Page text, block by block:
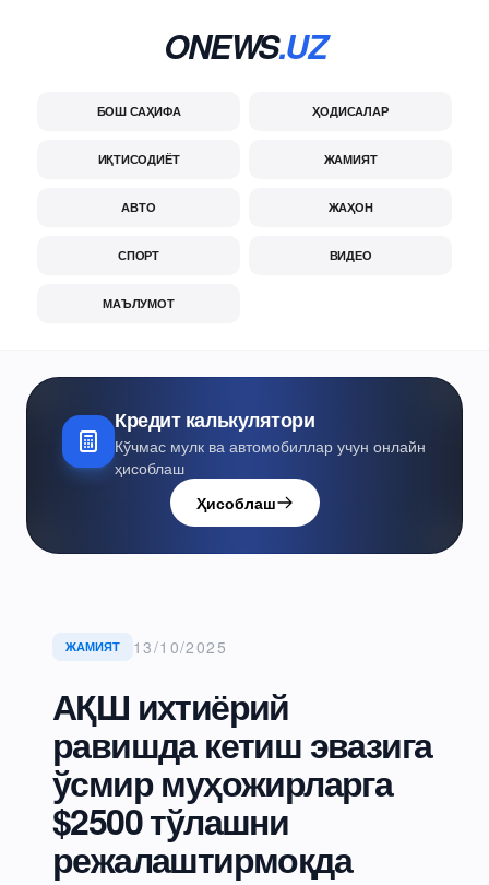
ONEWS.UZ
БОШ САҲИФА ҲОДИСАЛАР
ИҚТИСОДИЁТ ЖАМИЯТ
АВТО ЖАҲОН
СПОРТ ВИДЕО
МАЪЛУМОТ
Кредит калькулятори
Кўчмас мулк ва автомобиллар учун онлайн
ҳисоблаш
Ҳисоблаш
ЖАМИЯТ 13/10/2025
АҚШ ихтиёрий
равишда кетиш эвазига
ўсмир муҳожирларга
$2500 тўлашни
режалаштирмоқда